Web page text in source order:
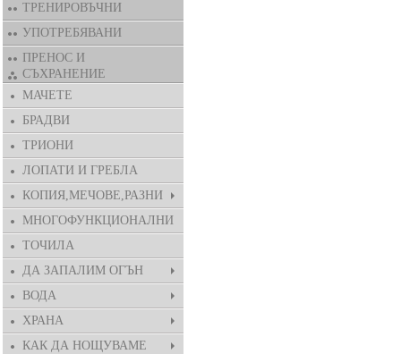
ТРЕНИРОВЪЧНИ
УПОТРЕБЯВАНИ
ПРЕНОС И
СЪХРАНЕНИЕ
МАЧЕТЕ
БРАДВИ
ТРИОНИ
ЛОПАТИ И ГРЕБЛА
КОПИЯ,МЕЧОВЕ,РАЗНИ
МНОГОФУНКЦИОНАЛНИ
ТОЧИЛА
ДА ЗАПАЛИМ ОГЪН
ВОДА
ХРАНА
КАК ДА НОЩУВАМЕ